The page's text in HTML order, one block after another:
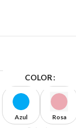
COLOR
Azul
Rosa